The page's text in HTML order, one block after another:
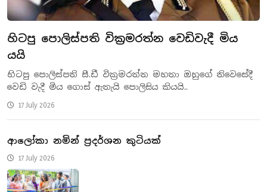
හිටපු පොලිස්පති වික්‍රමරත්න වෙඩිවැදී මිය
යයි
හිටපු පොලිස්පති සී.ඩී වික්‍රමරත්න මහතා ඔහුගේ නිවෙසේදී
වෙඩි වැදී මිය ගොස් ඇතැයි පොලිසිය කියයි..
17 July 2026
ආලෝකා නමින් ප්‍රදර්ශන කුටියක්
17 July 2026